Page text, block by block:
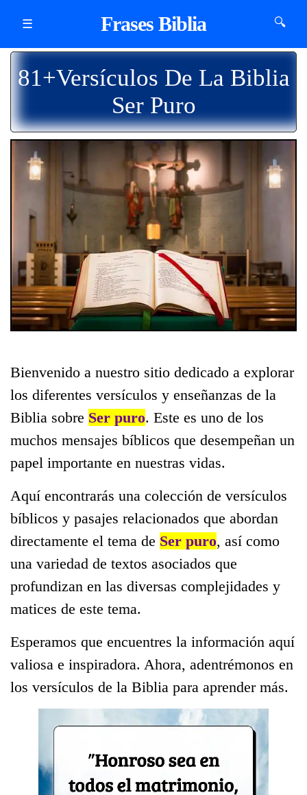
☰ Frases Biblia 🔍
81+Versículos De La Biblia
Ser Puro
Bienvenido a nuestro sitio dedicado a explorar
los diferentes versículos y enseñanzas de la
Biblia sobre Ser puro. Este es uno de los
muchos mensajes bíblicos que desempeñan un
papel importante en nuestras vidas.
Aquí encontrarás una colección de versículos
bíblicos y pasajes relacionados que abordan
directamente el tema de Ser puro, así como
una variedad de textos asociados que
profundizan en las diversas complejidades y
matices de este tema.
Esperamos que encuentres la información aquí
valiosa e inspiradora. Ahora, adentrémonos en
los versículos de la Biblia para aprender más.